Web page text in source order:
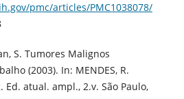
pmc/articles/PMC1038078/
S. Tumores Malignos
(2003). In: MENDES, R.
Ed. atual. ampl., 2.v. São Paulo,